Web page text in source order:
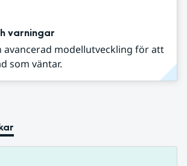
varningar
avancerad modellutveckling för att
som väntar.